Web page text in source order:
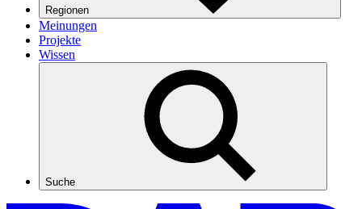
Regionen
Meinungen
Projekte
Wissen
Suche